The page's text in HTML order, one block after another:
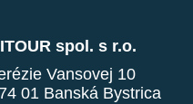
spol. s r.o.
Vansovej 10
01 Banská Bystrica